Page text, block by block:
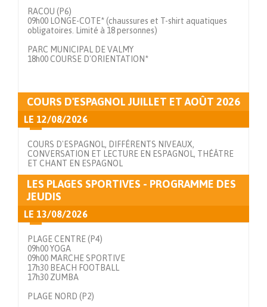
RACOU (P6)
09h00 LONGE-COTE* (chaussures et T-shirt aquatiques
obligatoires. Limité à 18 personnes)
PARC MUNICIPAL DE VALMY
18h00 COURSE D'ORIENTATION*
Voir en détails
COURS D'ESPAGNOL JUILLET ET AOÛT 2026
LE 12/08/2026
COURS D'ESPAGNOL, DIFFÉRENTS NIVEAUX,
CONVERSATION ET LECTURE EN ESPAGNOL, THÉÂTRE
ET CHANT EN ESPAGNOL
LES PLAGES SPORTIVES - PROGRAMME DES
JEUDIS
LE 13/08/2026
PLAGE CENTRE (P4)
09h00 YOGA
09h00 MARCHE SPORTIVE
17h30 BEACH FOOTBALL
17h30 ZUMBA
PLAGE NORD (P2)